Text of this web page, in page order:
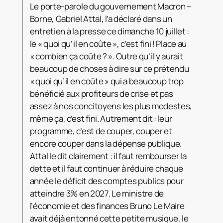
Le porte-parole du gouvernement Macron –
Borne, Gabriel Attal, l’a déclaré dans un
entretien à la presse ce dimanche 10 juillet :
le « quoi qu’il en coûte », c’est fini ! Place au
« combien ça coûte ? ». Outre qu’il y aurait
beaucoup de choses à dire sur ce prétendu
« quoi qu’il en coûte » qui a beaucoup trop
bénéficié aux profiteurs de crise et pas
assez à nos concitoyens les plus modestes,
même ça, c’est fini. Autrement dit : leur
programme, c’est de couper, couper et
encore couper dans la dépense publique.
Attal le dit clairement : il faut rembourser la
dette et il faut continuer à réduire chaque
année le déficit des comptes publics pour
atteindre 3% en 2027. Le ministre de
l’économie et des finances Bruno Le Maire
avait déjà entonné cette petite musique, le